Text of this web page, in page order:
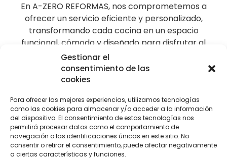
Gestionar el
consentimiento de las
cookies
Para ofrecer las mejores experiencias, utilizamos tecnologías
como las cookies para almacenar y/o acceder a la información
del dispositivo. El consentimiento de estas tecnologías nos
permitirá procesar datos como el comportamiento de
navegación o las identificaciones únicas en este sitio. No
consentir o retirar el consentimiento, puede afectar negativamente
a ciertas características y funciones.
En A-ZERO REFORMAS, nos comprometemos a
ofrecer un servicio eficiente y personalizado,
transformando cada cocina en un espacio
funcional, cómodo y diseñado para disfrutar al
máximo del día a día.
Expertos en reformas de
cocina Onda